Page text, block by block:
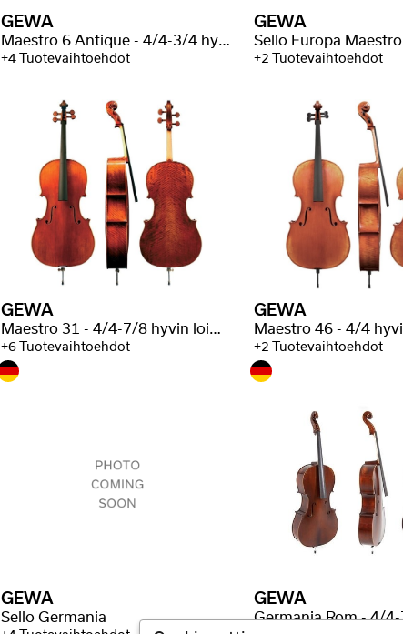
GEWA
Maestro 6 Antique - 4/4-3/4 hyvin loimutettu
+4 Tuotevaihtoehdot
GEWA
Sello Europa Maestro
+2 Tuotevaihtoehdot
GEWA
Maestro 31 - 4/4-7/8 hyvin loimutettu
+6 Tuotevaihtoehdot
GEWA
+2 Tuotevaihtoehdot
GEWA
Sello Germania
GEWA